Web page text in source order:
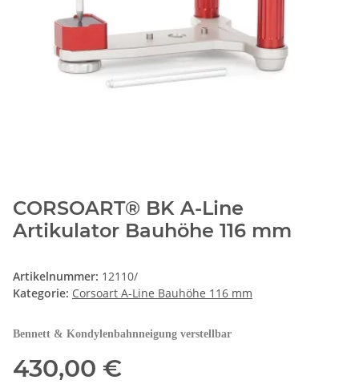
CORSOART® BK A-Line
Artikulator Bauhöhe 116 mm
Artikelnummer: 12110/
Kategorie: Corsoart A-Line Bauhöhe 116 mm
Bennett & Kondylenbahnneigung verstellbar
430,00 €